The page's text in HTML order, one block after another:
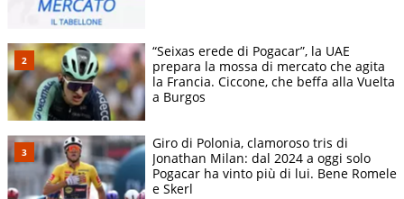
“Seixas erede di Pogacar”, la UAE
prepara la mossa di mercato che agita
la Francia. Ciccone, che beffa alla Vuelta
a Burgos
Giro di Polonia, clamoroso tris di
Jonathan Milan: dal 2024 a oggi solo
Pogacar ha vinto più di lui. Bene Romele
e Skerl